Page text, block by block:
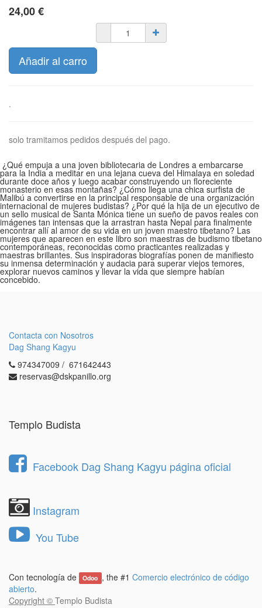
24,00€
Añadir al carro
.
solo tramitamos pedidos después del pago.
¿Qué empuja a una joven bibliotecaria de Londres a embarcarse
para la India a meditar en una lejana cueva del Himalaya en soledad
durante doce años y luego acabar construyendo un floreciente
monasterio en esas montañas? ¿Cómo llega una chica surfista de
Malibú a convertirse en la principal responsable de una organización
internacional de mujeres budistas? ¿Por qué la hija de un ejecutivo de
un sello musical de Santa Mónica tiene un sueño de pavos reales con
imágenes tan intensas que la arrastran hasta Nepal para finalmente
encontrar allí al amor de su vida en un joven maestro tibetano? Las
mujeres que aparecen en este libro son maestras de budismo tibetano
contemporáneas, reconocidas como practicantes realizadas y
maestras brillantes. Sus inspiradoras biografías ponen de manifiesto
su inmensa determinación y audacia para superar viejos temores,
explorar nuevos caminos y llevar la vida que siempre habían
concebido.
Contacta con Nosotros
Dag Shang Kagyu
974347009 / 671642443
reservas@dskpanillo.org
Templo Budista
Facebook Dag Shang Kagyu página oficial
Instagram
You Tube
Con tecnología de Odoo , the #1 Comercio electrónico de código
abierto.
Copyright © Templo Budista